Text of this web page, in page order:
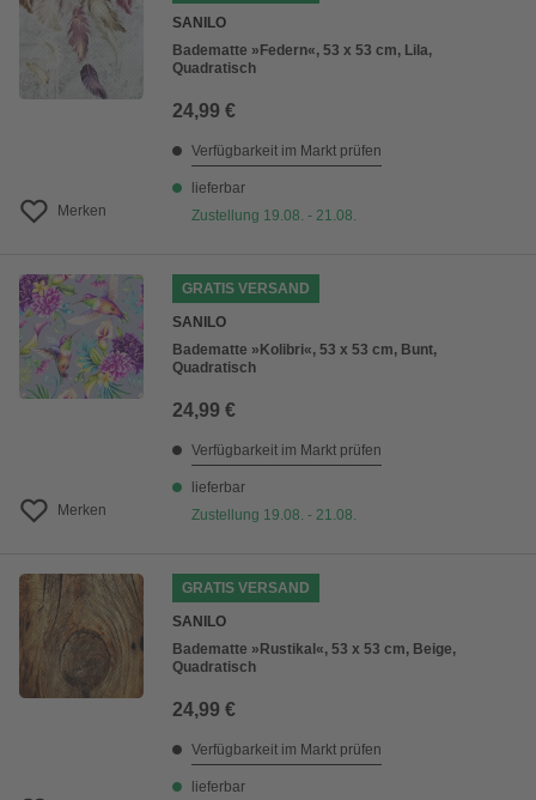
Merken
SANILO
Badematte »Federn«, 53 x 53 cm, Lila,
Quadratisch
24,99 €
Verfügbarkeit im Markt prüfen
lieferbar
Zustellung 19.08. - 21.08.
Merken
GRATIS VERSAND
SANILO
Badematte »Kolibri«, 53 x 53 cm, Bunt,
Quadratisch
24,99 €
Verfügbarkeit im Markt prüfen
lieferbar
Zustellung 19.08. - 21.08.
GRATIS VERSAND
SANILO
Badematte »Rustikal«, 53 x 53 cm, Beige,
Quadratisch
24,99 €
Verfügbarkeit im Markt prüfen
lieferbar